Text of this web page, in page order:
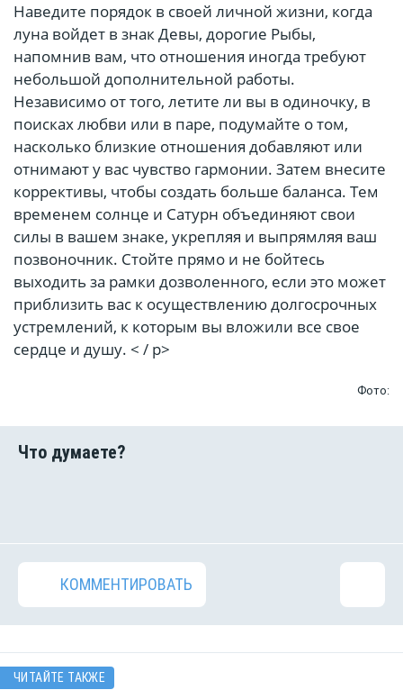
Наведите порядок в своей личной жизни, когда
луна войдет в знак Девы, дорогие Рыбы,
напомнив вам, что отношения иногда требуют
небольшой дополнительной работы.
Независимо от того, летите ли вы в одиночку, в
поисках любви или в паре, подумайте о том,
насколько близкие отношения добавляют или
отнимают у вас чувство гармонии. Затем внесите
коррективы, чтобы создать больше баланса. Тем
временем солнце и Сатурн объединяют свои
силы в вашем знаке, укрепляя и выпрямляя ваш
позвоночник. Стойте прямо и не бойтесь
выходить за рамки дозволенного, если это может
приблизить вас к осуществлению долгосрочных
устремлений, к которым вы вложили все свое
сердце и душу. < / p>
Фото:
КОММЕНТИРОВАТЬ
ЧИТАЙТЕ ТАКЖЕ